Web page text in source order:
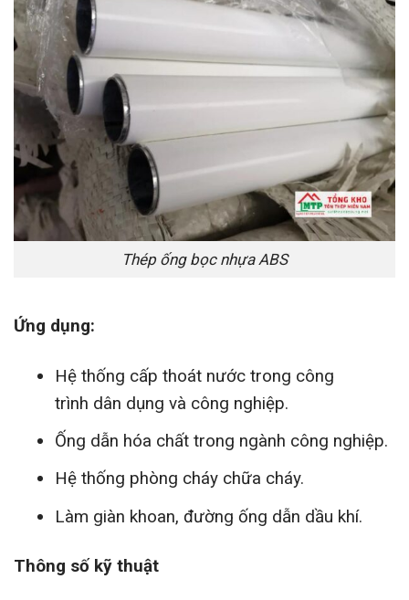
Thép ống bọc nhựa ABS
Ứng dụng:
Hệ thống cấp thoát nước trong công
trình dân dụng và công nghiệp.
Ống dẫn hóa chất trong ngành công nghiệp.
Hệ thống phòng cháy chữa cháy.
Làm giàn khoan, đường ống dẫn dầu khí.
Thông số kỹ thuật